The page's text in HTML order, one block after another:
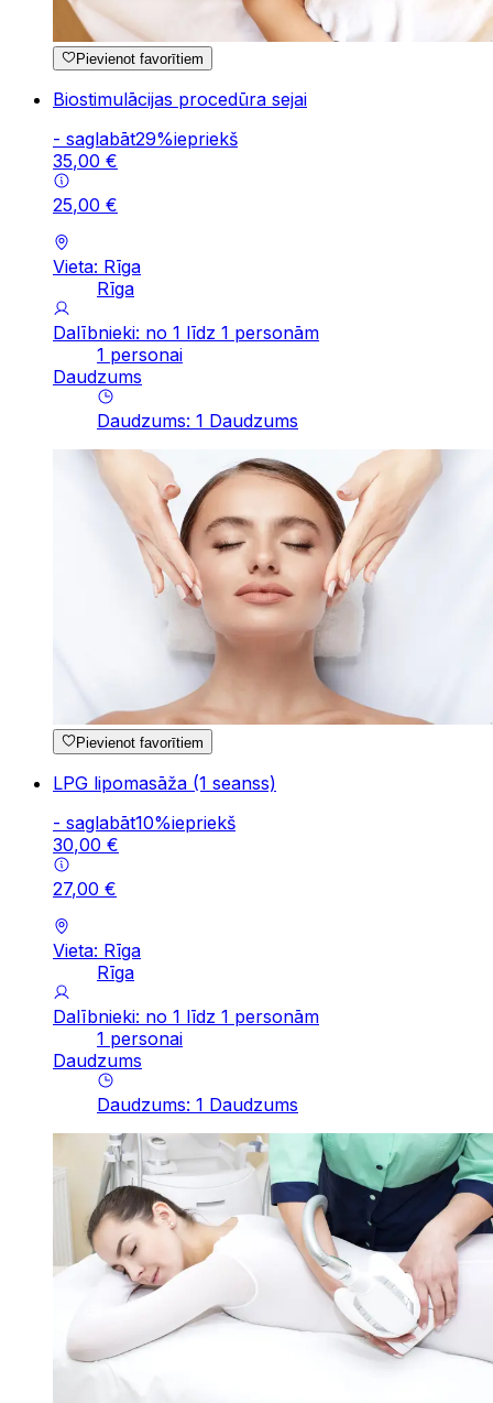
Pievienot favorītiem
Biostimulācijas procedūra sejai
- saglabāt29%iepriekš
35,00 €
25,00 €
Vieta: Rīga
Rīga
Dalībnieki: no 1 līdz 1 personām
1 personai
Daudzums
Daudzums: 1 Daudzums
Pievienot favorītiem
LPG lipomasāža (1 seanss)
- saglabāt10%iepriekš
30,00 €
27,00 €
Vieta: Rīga
Rīga
Dalībnieki: no 1 līdz 1 personām
1 personai
Daudzums
Daudzums: 1 Daudzums